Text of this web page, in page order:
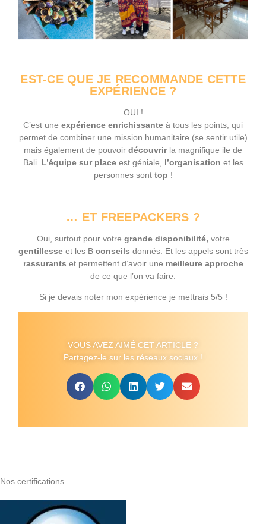
EST-CE QUE JE RECOMMANDE CETTE
EXPÉRIENCE ?
OUI !
C’est une expérience enrichissante à tous les points, qui
permet de combiner une mission humanitaire (se sentir utile)
mais également de pouvoir découvrirla magnifique ile de
Bali. L’équipe sur placeest géniale, l’organisation et les
personnes sont top !
… ET FREEPACKERS ?
Oui, surtout pour votre grande disponibilité, votre
gentillesseet les B conseils donnés. Et les appels sont très
rassurants et permettent d’avoir une meilleure approche
de ce que l’on va faire.
Si je devais noter mon expérience je mettrais 5/5 !
VOUS AVEZ AIMÉ CET ARTICLE ?
Partagez-le sur les réseaux sociaux !
Nos certifications